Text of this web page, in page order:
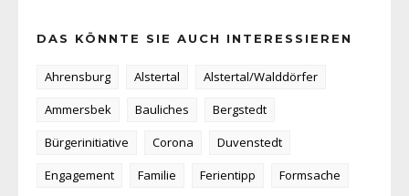
DAS KÖNNTE SIE AUCH INTERESSIEREN
Ahrensburg Alstertal
Alstertal/Walddörfer
Ammersbek
Bauliches
Bergstedt
Bürgerinitiative
Corona
Duvenstedt
Engagement
Familie Ferientipp
Formsache